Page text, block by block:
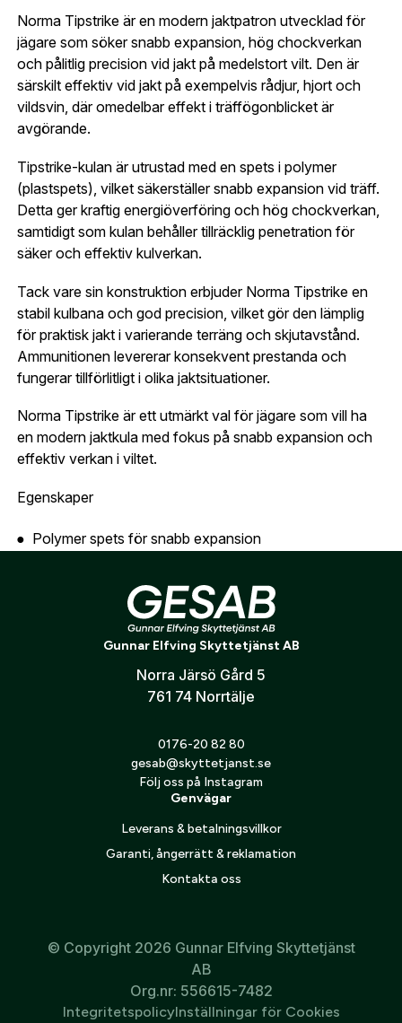
av ammunition. Fraktkostnaden räknas ut i kassan.
Norma Tipstrike är en modern jaktpatron utvecklad för
jägare som söker snabb expansion, hög chockverkan
och pålitlig precision vid jakt på medelstort vilt. Den är
särskilt effektiv vid jakt på exempelvis rådjur, hjort och
vildsvin, där omedelbar effekt i träffögonblicket är
avgörande.
Tipstrike-kulan är utrustad med en spets i polymer
(plastspets), vilket säkerställer snabb expansion vid träff.
Detta ger kraftig energiöverföring och hög chockverkan,
samtidigt som kulan behåller tillräcklig penetration för
säker och effektiv kulverkan.
Tack vare sin konstruktion erbjuder Norma Tipstrike en
stabil kulbana och god precision, vilket gör den lämplig
för praktisk jakt i varierande terräng och skjutavstånd.
Ammunitionen levererar konsekvent prestanda och
fungerar tillförlitligt i olika jaktsituationer.
Norma Tipstrike är ett utmärkt val för jägare som vill ha
en modern jaktkula med fokus på snabb expansion och
effektiv verkan i viltet.
Egenskaper
Polymer spets för snabb expansion
Effektiv energiöverföring
Tillräcklig penetration för säker verkan
Stabil kulbana
Mycket god precision
Lämplig för jakt på medelstort vilt
Lösenord:*
Glömt lösenord?
Skapa konto och handla enklare
Är du företag eller förening?Med ett eget
konto hos oss får du snabbare utcheckning,
uppgifter.
Är du en förening eller ett företag? Kontakta
oss så hjälper vi dig att skapa ett konto.
Postnummer:*
Ort:
Telefon:*
Land:*
E-post:* (kommer bli ditt användarnamn)
Verifiera e-post:*
GESABspersonuppgiftspolicy.
sortiment.
Norma 7x57R Tipstrike
E-post adress
Jag godkänner att mina uppgifter sparas enligt
integritetspolicyn.
Bevaka
Gunnar Elfving Skyttetjänst AB
Norra Järsö Gård 5
761 74 Norrtälje
0176-20 82 80
gesab@skyttetjanst.se
Följ oss på Instagram
Genvägar
Leverans & betalningsvillkor
Garanti, ångerrätt & reklamation
Kontakta oss
© Copyright 2026 Gunnar Elfving Skyttetjänst
AB
Org.nr: 556615-7482
IntegritetspolicyInställningar för Cookies